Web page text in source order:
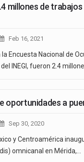
millones de
Feb 16, 2021
la Encuesta Nacional de
del INEGI, fueron 2.4
oportunidades a
Sep 30, 2020
y Centroamérica
omnicanal en Mérida,…